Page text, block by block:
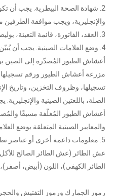
2. شهادة الصحة البيطرية. يجب أن
والإنجليزية، ويجب موافقة الطرفين
3. العقد، الفاتورة، قائمة التعبئة، بوليصة الشحن؛
4. وضع العلامات الصينية. يجب أن
أعشاش الطيور المُصدّرة إلى الصين
مزرعة أعشاش الطيور ورقم
تسجيلها، وظروف التخزين، وتاريخ
الصلة، باللغتين الصينية
أعشاش الطيور المُغلّفة مسبقًا
والمعايير الصينية المتعلقة بوضع
5. معلومات داعمة أخرى أو عناصر
عش الطائر (عش الطائر الصالح
الطائر الكهفي)، اللون (أبيض،
رموز الجمارك ورموز التفتيش